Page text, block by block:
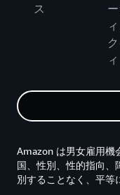
ス
ィ
Amazon は男女雇用機
国、性別、性的指向、
別することなく、平等